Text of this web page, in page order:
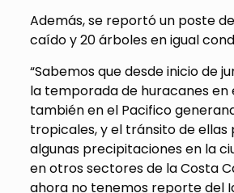
Además, se reportó un poste
caído y 20 árboles en igual
“Sabemos que desde inicio de
la temporada de huracanes en
también en el Pacifico
tropicales, y el tránsito de ellas
algunas precipitaciones en la
en otros sectores de la Costa
ahora no tenemos reporte del